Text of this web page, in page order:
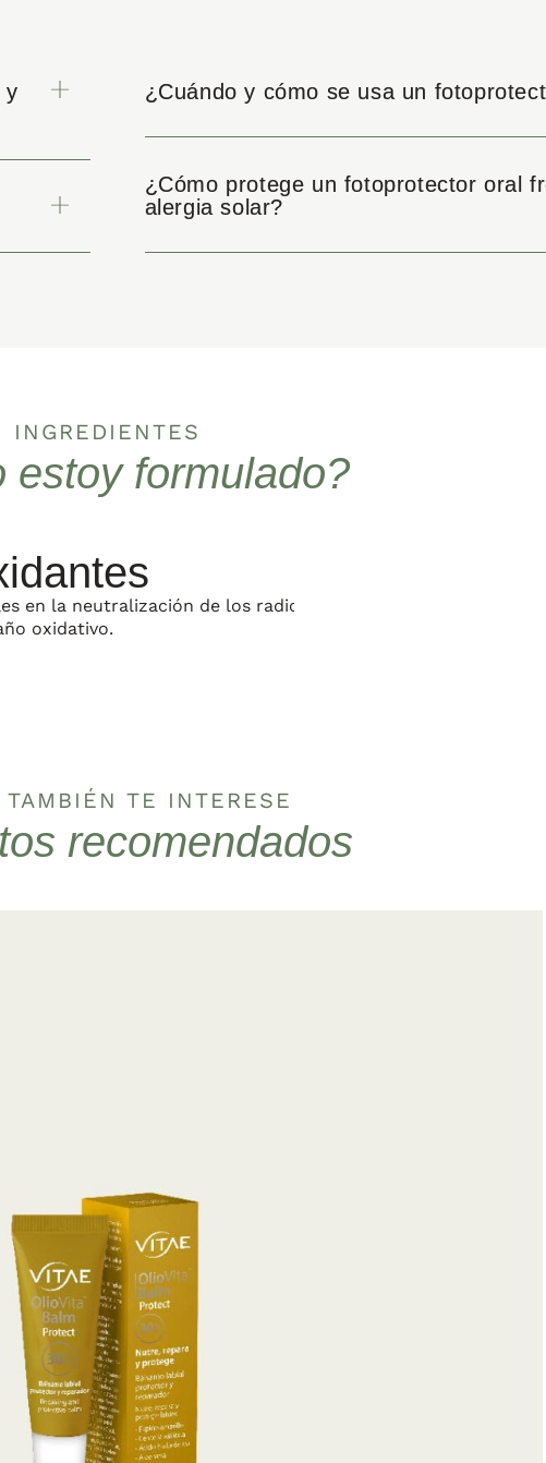
y
¿Cuándo y cómo se usa un
¿Cómo protege un fotoprotector oral
alergia solar?
INGREDIENTES
estoy formulado?
en la neutralización de los radicales libres, ayudando a
oxidativo.
TAMBIÉN TE INTERESE
recomendados